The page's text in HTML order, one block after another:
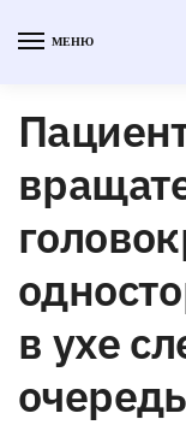
МЕНЮ
в ухе